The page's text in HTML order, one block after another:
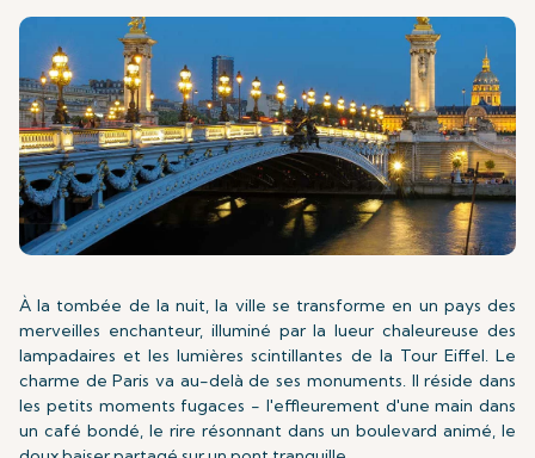
À la tombée de la nuit, la ville se transforme en un pays des
merveilles enchanteur, illuminé par la lueur chaleureuse des
lampadaires et les lumières scintillantes de la Tour Eiffel. Le
charme de Paris va au-delà de ses monuments. Il réside dans
les petits moments fugaces - l'effleurement d'une main dans
un café bondé, le rire résonnant dans un boulevard animé, le